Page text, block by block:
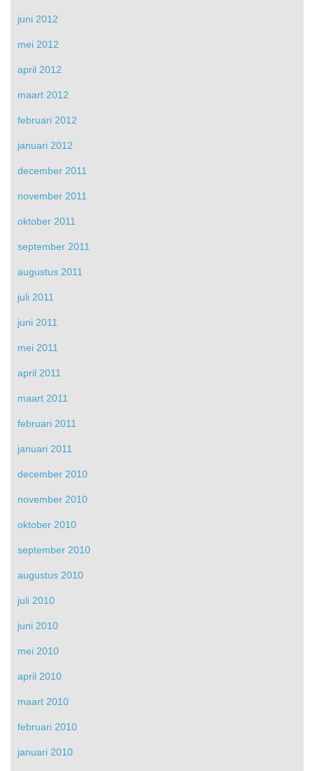
juni 2012
mei 2012
april 2012
maart 2012
februari 2012
januari 2012
december 2011
november 2011
oktober 2011
september 2011
augustus 2011
juli 2011
juni 2011
mei 2011
april 2011
maart 2011
februari 2011
januari 2011
december 2010
november 2010
oktober 2010
september 2010
augustus 2010
juli 2010
juni 2010
mei 2010
april 2010
maart 2010
februari 2010
januari 2010